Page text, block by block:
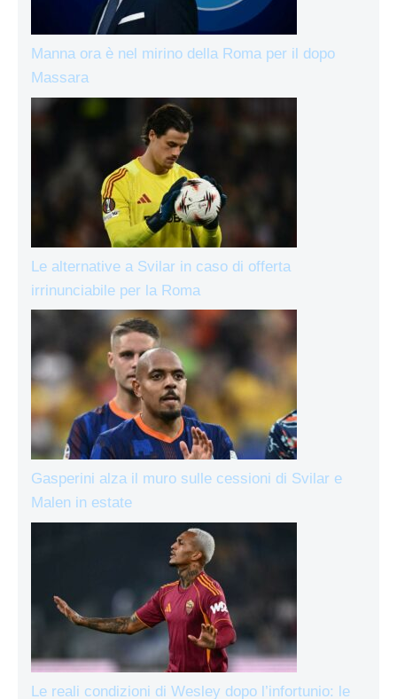
Manna ora è nel mirino della Roma per il dopo
Massara
Le alternative a Svilar in caso di offerta
irrinunciabile per la Roma
Gasperini alza il muro sulle cessioni di Svilar e
Malen in estate
Le reali condizioni di Wesley dopo l’infortunio: le